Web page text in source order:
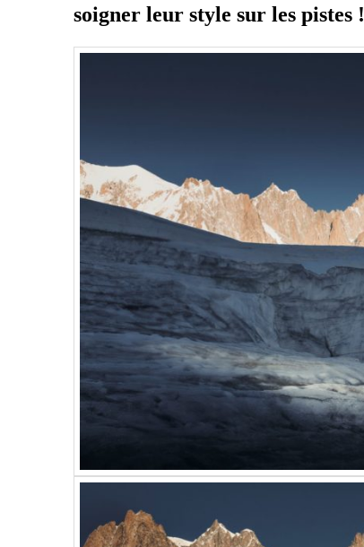
soigner leur style sur les pistes !